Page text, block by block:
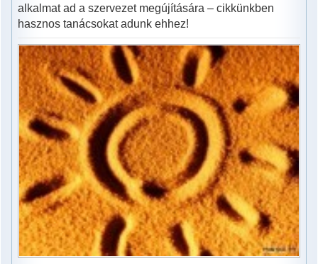
alkalmat ad a szervezet megújítására – cikkünkben
hasznos tanácsokat adunk ehhez!